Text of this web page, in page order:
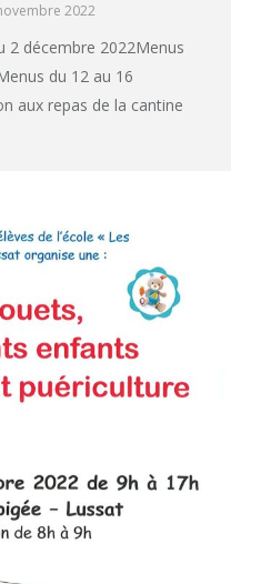
2022
2 décembre 2022Menus
du 12 au 16
aux repas de la cantine